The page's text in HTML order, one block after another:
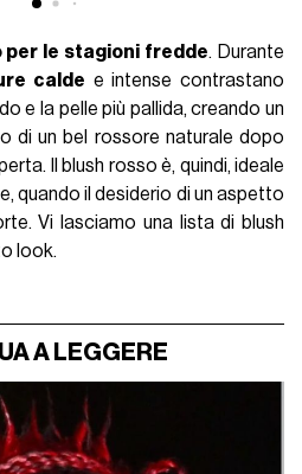
le stagioni fredde. Durante
calde e intense contrastano
e la pelle più pallida, creando un
di un bel rossore naturale dopo
Il blush rosso è, quindi, ideale
quando il desiderio di un aspetto
Vi lasciamo una lista di blush
look.
A LEGGERE